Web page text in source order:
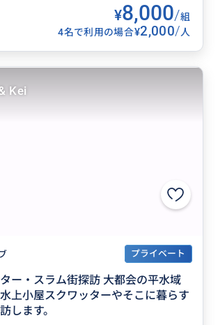
¥8,000/組
4名で利用の場合¥2,000/人
プライベート
ー・スラム街探訪 大都会の平水域
上小屋スクワッターやそこに暮らす
します。
Kei